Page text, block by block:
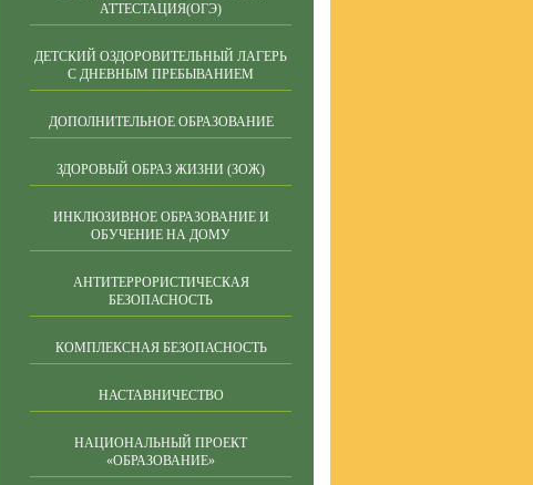
АТТЕСТАЦИЯ(ОГЭ)
ДЕТСКИЙ ОЗДОРОВИТЕЛЬНЫЙ ЛАГЕРЬ
С ДНЕВНЫМ ПРЕБЫВАНИЕМ
ДОПОЛНИТЕЛЬНОЕ ОБРАЗОВАНИЕ
ЗДОРОВЫЙ ОБРАЗ ЖИЗНИ (ЗОЖ)
ИНКЛЮЗИВНОЕ ОБРАЗОВАНИЕ И
ОБУЧЕНИЕ НА ДОМУ
АНТИТЕРРОРИСТИЧЕСКАЯ
БЕЗОПАСНОСТЬ
КОМПЛЕКСНАЯ БЕЗОПАСНОСТЬ
НАСТАВНИЧЕСТВО
НАЦИОНАЛЬНЫЙ ПРОЕКТ
«ОБРАЗОВАНИЕ»